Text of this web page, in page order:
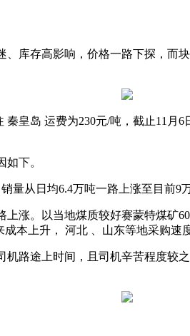
库存高影响，价格一路下探，而
皇岛 运费为230元/吨，截止11月
下。
从日均6.4万吨一路上涨至目前9
涨。以当地煤质较好赛蒙特煤矿
本上升， 河北 、山东等地采购速
路途上时间，且司机辛苦程度较